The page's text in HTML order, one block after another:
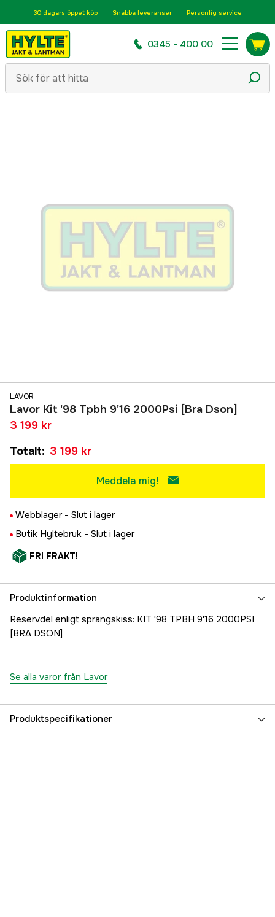
30 dagars öppet köp Snabba leveranser Personlig service
0345 - 400 00
LAVOR
Lavor Kit '98 Tpbh 9'16 2000Psi [Bra Dson]
3 199 kr
Totalt: 3 199 kr
Meddela mig!
Webblager - Slut i lager
Butik Hyltebruk - Slut i lager
FRI FRAKT!
Produktinformation
Reservdel enligt sprängskiss: KIT '98 TPBH 9'16 2000PSI
[BRA DSON]
Se alla varor från Lavor
Produktspecifikationer